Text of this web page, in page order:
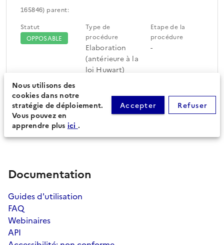
165846) parent:
Statut
OPPOSABLE
Type de
procédure
Elaboration
(antérieure à la
loi Huwart)
Etape de la
procédure
-
Périmètre du document
d'urbanisme (29)
Feuille de route
Documentation
Guides d'utilisation
FAQ
Webinaires
API
Nous utilisons des
cookies dans notre
stratégie de déploiement.
Vous pouvez en
apprendre plus ici .
Accepter Refuser